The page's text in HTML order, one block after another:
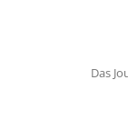
Das